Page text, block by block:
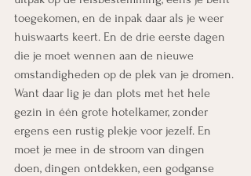
toegekomen, en de inpak daar als je weer
huiswaarts keert. En de drie eerste dagen
die je moet wennen aan de nieuwe
omstandigheden op de plek van je dromen.
Want daar lig je dan plots met het hele
gezin in één grote hotelkamer, zonder
ergens een rustig plekje voor jezelf. En
moet je mee in de stroom van dingen
doen, dingen ontdekken, een godganse